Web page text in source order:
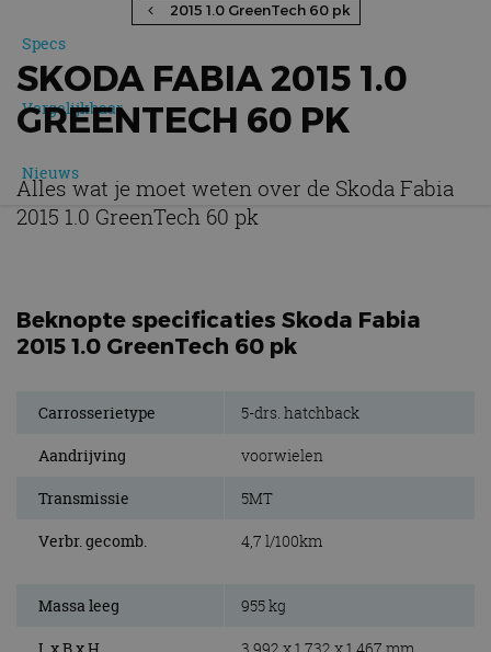
Specs
Vergelijkbaar
Nieuws
2015 1.0 GreenTech 60 pk
SKODA FABIA 2015 1.0
GREENTECH 60 PK
Alles wat je moet weten over de Skoda Fabia
2015 1.0 GreenTech 60 pk
Beknopte specificaties Skoda Fabia
2015 1.0 GreenTech 60 pk
Carrosserietype 5-drs. hatchback
Aandrijving voorwielen
Transmissie 5MT
Verbr. gecomb. 4,7 l/100km
Massa leeg 955 kg